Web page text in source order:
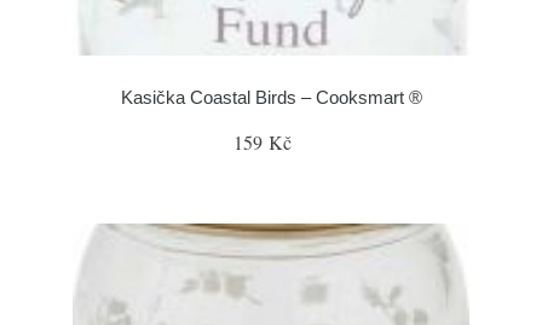
Kasička Coastal Birds – Cooksmart ®
159 Kč